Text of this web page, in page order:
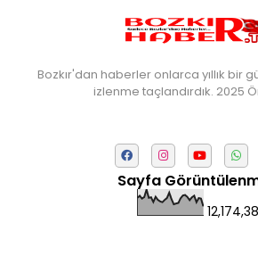
Çarşamba’nın koynunda tarih
yorgun. Şehit Berâtlı, halkı yiğit
Perşembe de yaşlılardan aldım
Tarih, kültür, ozan ve Gazi orda
Hocaköy’dür eski adı can
Ortaoluk çeşmenden su içen
Bozkır’a yakın şirin köy
Bozkır'dan haberler onlarca yıllık bir
izlenme taçlandırdık. 2025
Sayfa